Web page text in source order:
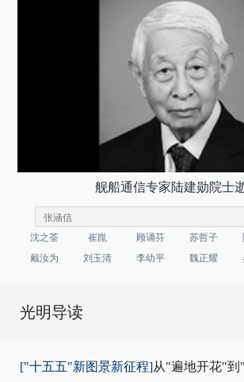
舰船通信专家陆建勋院士
沈之荃 崔崑 顾诵芬 苏哲子
戴汝为
刘玉清 李幼平 魏正耀
光明导读
["十五五"新图景新征程]从"遍地开花"